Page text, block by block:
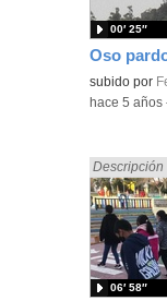
Contenido
subido por
00′ 25″
-hace 5 años
Encontrado
Descripción
06′ 58″